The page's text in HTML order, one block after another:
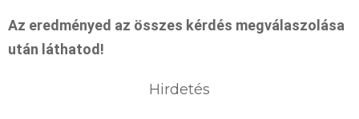
Az eredményed az összes kérdés megválaszolása
után láthatod!
Hirdetés